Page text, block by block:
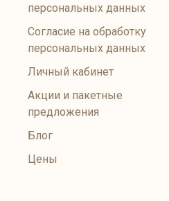
персональных данных
Согласие на обработку
персональных данных
Личный кабинет
Акции и пакетные
предложения
Блог
Цены